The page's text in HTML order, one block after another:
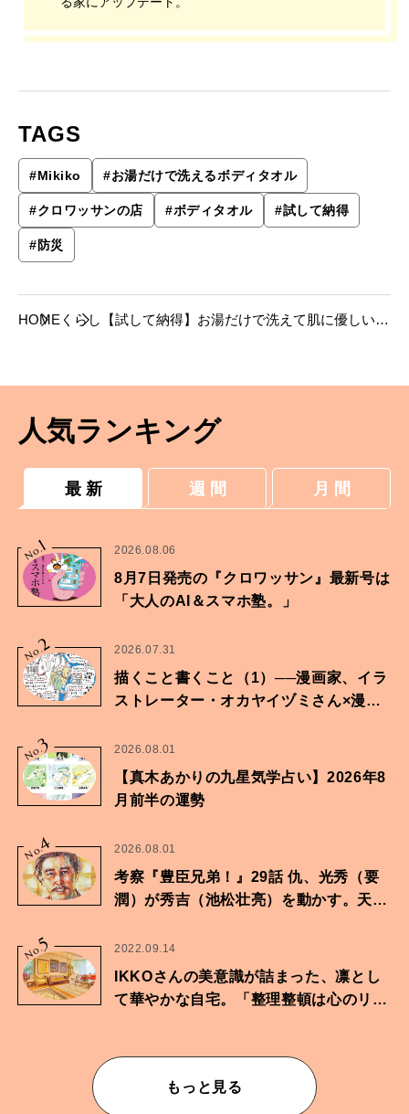
TAGS
#Mikiko #お湯だけで洗えるボディタオル
#クロワッサンの店 #ボディタオル #試して納得
#防災
HOME くらし
【試して納得】お湯だけで洗えて肌に優しい、
人気ランキング
最 新 週 間 月 間
No.
1 2026.08.06
8月7日発売の『クロワッサン』最新号は
「大人のAI＆スマホ塾。」
No.2 2026.07.31
描くこと書くこと（1）──漫画家、イラ
ストレーター・オカヤイヅミさん×漫画
No.3 2026.08.01
【真木あかりの九星気学占い】2026年8
月前半の運勢
No.4 2026.08.01
考察『豊臣兄弟！』29話 仇、光秀（要
潤）が秀吉（池松壮亮）を動かす。天下
No.5 2022.09.14
IKKOさんの美意識が詰まった、凛とし
て華やかな自宅。「整理整頓は心のリズ
もっと見る